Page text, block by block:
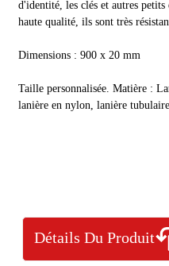
d'identité, les clés et autres
haute qualité, ils sont très
Dimensions : 900 x 20 mm
Taille personnalisée. Matière :
lanière en nylon, lanière
Détails Du Produit